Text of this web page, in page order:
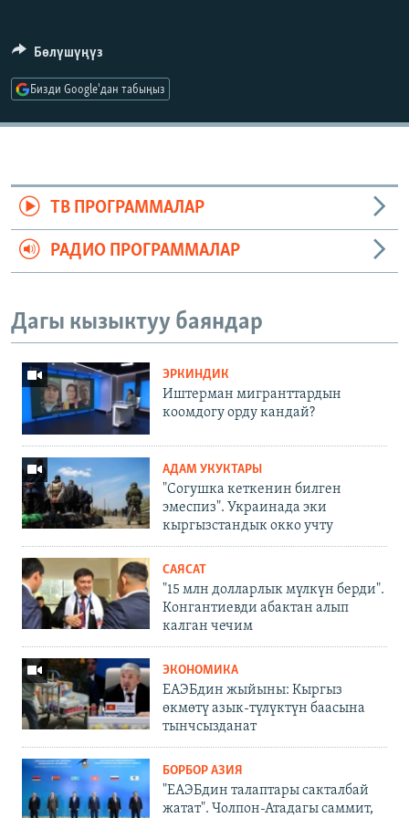
АЗАТТЫК+
ЫҢГАЙСЫЗ СУРООЛОР
Бөлүшүңүз
Бизди Google'дан табыңыз
ТВ ПРОГРАММАЛАР
РАДИО ПРОГРАММАЛАР
Дагы кызыктуу баяндар
ЭРКИНДИК
Иштерман мигранттардын
коомдогу орду кандай?
АДАМ УКУКТАРЫ
"Согушка кеткенин билген
эмеспиз". Украинада эки
кыргызстандык окко учту
САЯСАТ
"15 млн долларлык мүлкүн берди".
Конгантиевди абактан алып
калган чечим
ЭКОНОМИКА
ЕАЭБдин жыйыны: Кыргыз
өкмөтү азык-түлүктүн баасына
тынчсызданат
БОРБОР АЗИЯ
"ЕАЭБдин талаптары сакталбай
жатат". Чолпон-Атадагы саммит,